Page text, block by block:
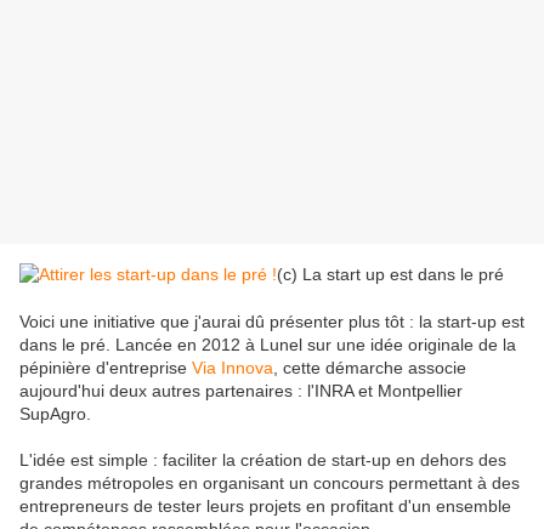
(c) La start up est dans le pré
Voici une initiative que j'aurai dû présenter plus tôt : la start-up est
dans le pré. Lancée en 2012 à Lunel sur une idée originale de la
pépinière d'entreprise Via Innova , cette démarche associe
aujourd'hui deux autres partenaires : l'INRA et Montpellier
SupAgro.
L'idée est simple : faciliter la création de start-up en dehors des
grandes métropoles en organisant un concours permettant à des
entrepreneurs de tester leurs projets en profitant d'un ensemble